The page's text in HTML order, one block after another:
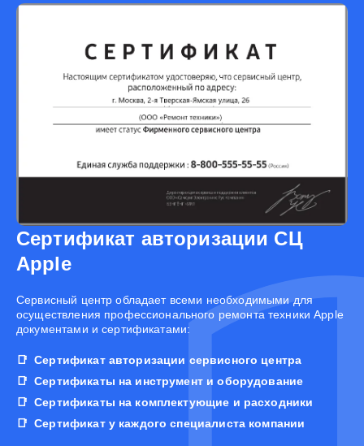
Сертификат авторизации СЦ
Apple
Cервисный центр обладает всеми необходимыми для
осуществления профессионального ремонта техники Apple
документами и сертификатами:
Сертификат авторизации сервисного центра
Сертификаты на инструмент и оборудование
Сертификаты на комплектующие и расходники
Сертификат у каждого специалиста компании